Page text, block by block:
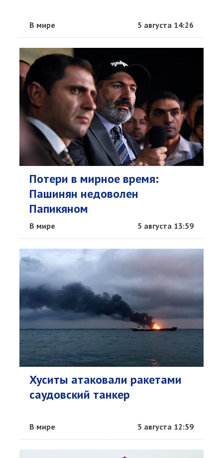
В мире 5 августа 14:26
Потери в мирное время:
Пашинян недоволен
Папикяном
В мире 5 августа 13:59
Хуситы атаковали ракетами
саудовский танкер
В мире 5 августа 12:59